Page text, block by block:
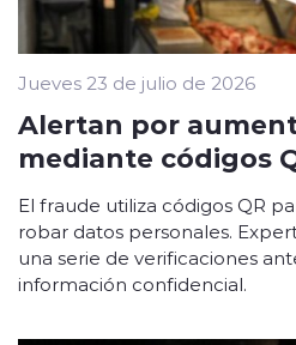
Jueves 23 de julio de 2026
Alertan por
mediante códigos
El fraude utiliza códigos QR
robar datos personales.
una serie de verificaciones
información confidencial.